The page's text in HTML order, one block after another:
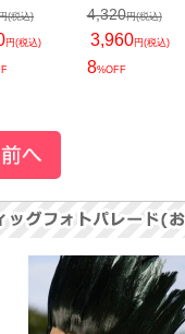
(税込)
円(税込)
4,320円(税込)
3,960円(税込)
8%OFF